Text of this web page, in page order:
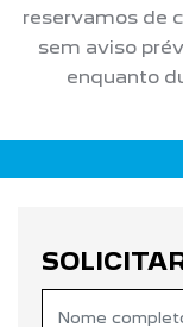
reservamos de
sem aviso
enquanto